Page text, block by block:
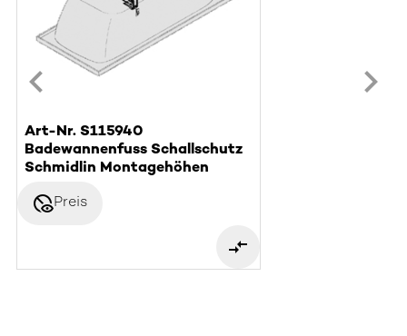
Art-Nr. S115940
Badewannenfuss Schallschutz
Schmidlin Montagehöhen
disabled_visiblePreis